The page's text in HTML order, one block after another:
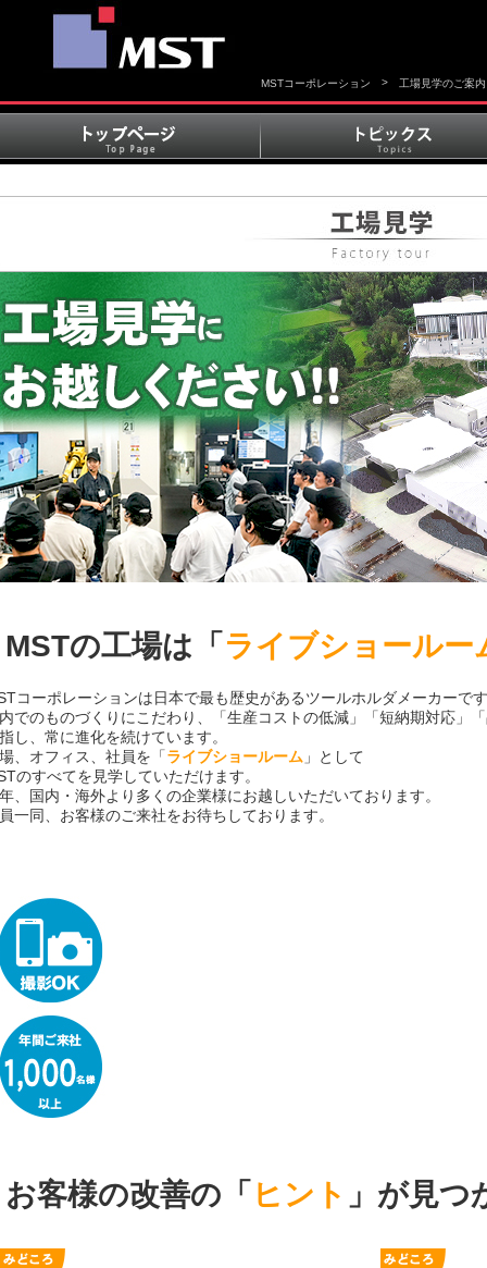
MSTコーポレーション > 工場見学のご案内
MSTの工場は「 ライブショールー
コーポレーションは日本で最も歴史があるツールホルダメーカーで
でのものづくりにこだわり、「生産コストの低減」「短納期対応」
し、常に進化を続けています。
、オフィス、社員を「ライブショールーム 」として
のすべてを見学していただけます。
、国内・海外より多くの企業様にお越しいただいております。
一同、お客様のご来社をお待ちしております。
お客様の改善の「 ヒント 」が見つ